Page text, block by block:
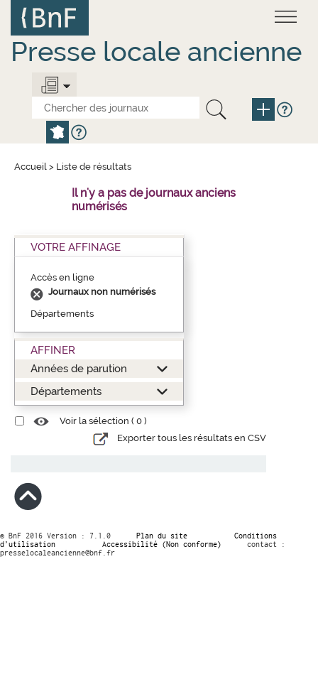
contenu
principal
Presse locale ancienne
Accueil > Liste de résultats
Il n'y a pas de journaux anciens
numérisés
VOTRE AFFINAGE
Accès en ligne
Journaux non numérisés
Départements
AFFINER
Années de parution
Départements
Voir la sélection ( 0 )
Exporter tous les résultats en CSV
© BnF 2016 Version : 7.1.0 Plan du site
Conditions
d’utilisation
Accessibilité (Non conforme)
contact :
presselocaleancienne@bnf.fr
Panneau de gestion des cookies